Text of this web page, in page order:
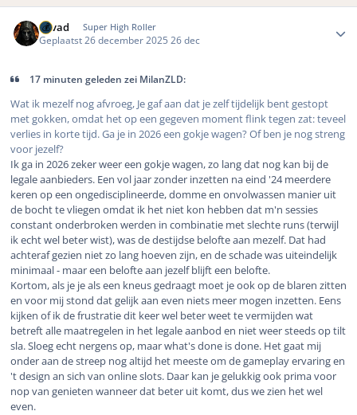
devad Super High Roller
Geplaatst 26 december 2025 26 dec
17 minuten geleden zei MilanZLD:
Wat ik mezelf nog afvroeg, Je gaf aan dat je zelf tijdelijk bent gestopt
met gokken, omdat het op een gegeven moment flink tegen zat: teveel
verlies in korte tijd. Ga je in 2026 een gokje wagen? Of ben je nog streng
voor jezelf?
Ik ga in 2026 zeker weer een gokje wagen, zo lang dat nog kan bij de
legale aanbieders. Een vol jaar zonder inzetten na eind '24 meerdere
keren op een ongedisciplineerde, domme en onvolwassen manier uit
de bocht te vliegen omdat ik het niet kon hebben dat m'n sessies
constant onderbroken werden in combinatie met slechte runs (terwijl
ik echt wel beter wist), was de destijdse belofte aan mezelf. Dat had
achteraf gezien niet zo lang hoeven zijn, en de schade was uiteindelijk
minimaal - maar een belofte aan jezelf blijft een belofte.
Kortom, als je je als een kneus gedraagt moet je ook op de blaren zitten
en voor mij stond dat gelijk aan even niets meer mogen inzetten. Eens
kijken of ik de frustratie dit keer wel beter weet te vermijden wat
betreft alle maatregelen in het legale aanbod en niet weer steeds op tilt
sla. Sloeg echt nergens op, maar what's done is done. Het gaat mij
onder aan de streep nog altijd het meeste om de gameplay ervaring en
't design an sich van online slots. Daar kan je gelukkig ook prima voor
nop van genieten wanneer dat beter uit komt, dus we zien het wel
even.